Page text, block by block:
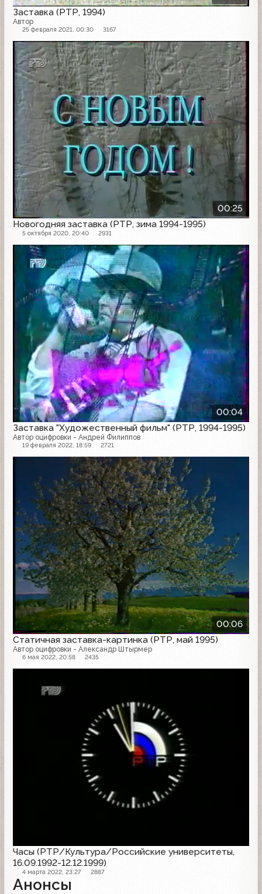
Заставка (РТР, 1994)
Автор
25 февраля 2021, 00:30 3167
00:25
Новогодняя заставка (РТР, зима 1994-1995)
5 октября 2020, 20:40 2931
Заставка
00:04
Заставка "Художественный фильм" (РТР, 1994-1995)
Автор оцифровки - Андрей Филиппов
19 февраля 2022, 18:59 2721
Заставка
00:06
Статичная заставка-картинка (РТР, май 1995)
Автор оцифровки - Александр Штырмер
6 мая 2022, 20:58 2435
Часы (РТР/Культура/Российские университеты,
16.09.1992-12.12.1999)
4 марта 2022, 23:27 2887
Анонсы